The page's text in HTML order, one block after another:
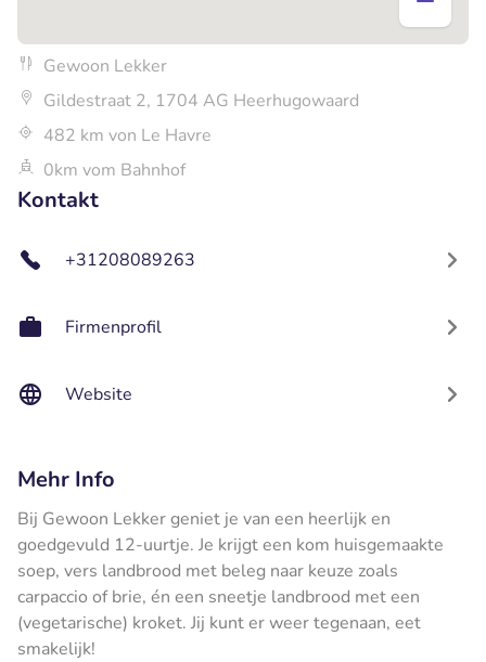
Gewoon Lekker
Gildestraat 2, 1704 AG Heerhugowaard
482 km von Le Havre
0km vom Bahnhof
Kontakt
+31208089263
Firmenprofil
Website
Mehr Info
Bij Gewoon Lekker geniet je van een heerlijk en
goedgevuld 12-uurtje. Je krijgt een kom huisgemaakte
soep, vers landbrood met beleg naar keuze zoals
carpaccio of brie, én een sneetje landbrood met een
(vegetarische) kroket. Jij kunt er weer tegenaan, eet
smakelijk!